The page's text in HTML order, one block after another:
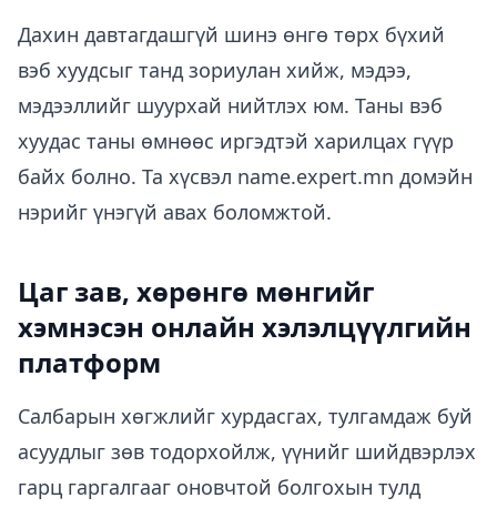
Дахин давтагдашгүй шинэ өнгө төрх бүхий
вэб хуудсыг танд зориулан хийж, мэдээ,
мэдээллийг шуурхай нийтлэх юм. Таны вэб
хуудас таны өмнөөс иргэдтэй харилцах гүүр
байх болно. Та хүсвэл name.expert.mn домэйн
нэрийг үнэгүй авах боломжтой.
Цаг зав, хөрөнгө мөнгийг
хэмнэсэн онлайн хэлэлцүүлгийн
платформ
Салбарын хөгжлийг хурдасгах, тулгамдаж буй
асуудлыг зөв тодорхойлж, үүнийг шийдвэрлэх
гарц гаргалгааг оновчтой болгохын тулд